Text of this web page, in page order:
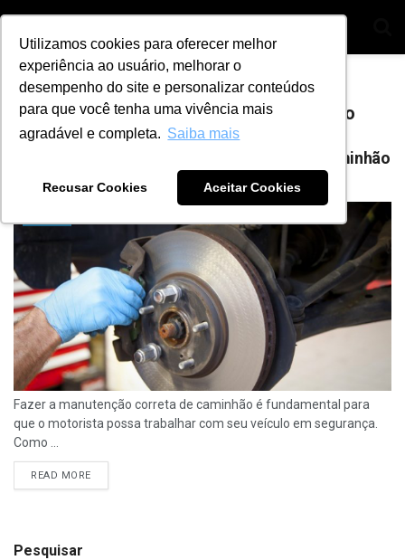
Utilizamos cookies para oferecer melhor
experiência ao usuário, melhorar o
desempenho do site e personalizar conteúdos
para que você tenha uma vivência mais
agradável e completa. Saiba mais
Recusar Cookies Aceitar Cookies
Home Tag trocar a pastilha de freio do caminhao
Tag:trocar a pastilha de freio do caminhao
Saiba quando trocar a pastilha de freio do caminhão
ANA JULIA ALVES 6 DE NOVEMBRO DE 2023 0
Fazer a manutenção correta de caminhão é fundamental para
que o motorista possa trabalhar com seu veículo em segurança.
Como ...
READ MORE
Pesquisar